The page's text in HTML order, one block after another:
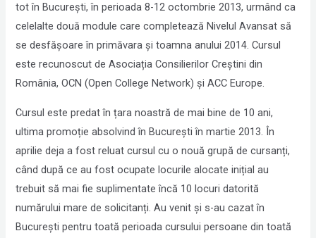
tot în București, în perioada 8-12 octombrie 2013, urmând ca
celelalte două module care completează Nivelul Avansat să
se desfășoare în primăvara și toamna anului 2014. Cursul
este recunoscut de Asociația Consilierilor Creștini din
România, OCN (Open College Network) și ACC Europe.
Cursul este predat în țara noastră de mai bine de 10 ani,
ultima promoție absolvind în București în martie 2013. În
aprilie deja a fost reluat cursul cu o nouă grupă de cursanți,
când după ce au fost ocupate locurile alocate inițial au
trebuit să mai fie suplimentate încă 10 locuri datorită
numărului mare de solicitanți. Au venit și s-au cazat în
București pentru toată perioada cursului persoane din toată